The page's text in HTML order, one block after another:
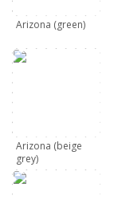
Arizona (green)
Arizona (beige
grey)